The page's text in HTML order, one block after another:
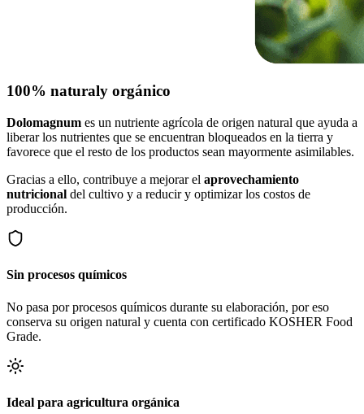
100% naturaly orgánico
Dolomagnum es un nutriente agrícola de origen natural que ayuda a
liberar los nutrientes que se encuentran bloqueados en la tierra y
favorece que el resto de los productos sean mayormente asimilables.
Gracias a ello, contribuye a mejorar el aprovechamiento
nutricional del cultivo y a reducir y optimizar los costos de
producción.
Sin procesos químicos
No pasa por procesos químicos durante su elaboración, por eso
conserva su origen natural y cuenta con certificado KOSHER Food
Grade.
Ideal para agricultura orgánica